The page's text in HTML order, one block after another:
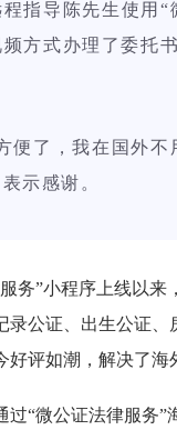
指导陈先生使用
方式办理了委托
便了，我在国外
示感谢。
务”小程序上线以来
录公证、出生公证
好评如潮，解决了
“微公证法律服务”